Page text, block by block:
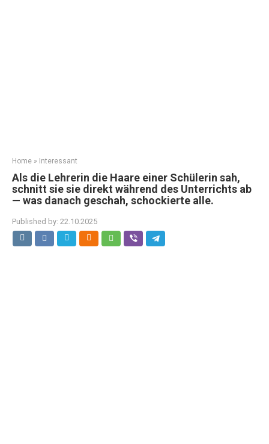
Home » Interessant
Als die Lehrerin die Haare einer Schülerin sah,
schnitt sie sie direkt während des Unterrichts ab
— was danach geschah, schockierte alle.
Published by: 22.10.2025